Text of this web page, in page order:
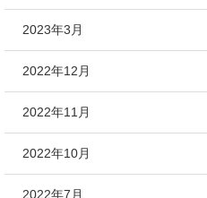
2023年3月
2022年12月
2022年11月
2022年10月
2022年7月